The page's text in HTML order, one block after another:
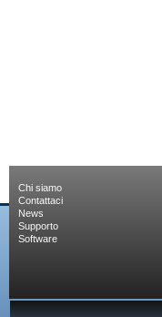
Chi siamo
Contattaci
News
Supporto
Software